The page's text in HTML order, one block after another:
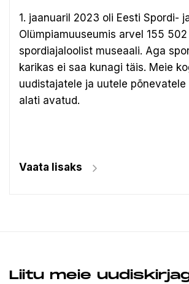
1. jaanuaril 2023 oli Eesti Spordi-
Olümpiamuuseumis arvel 155 502
spordiajaloolist museaali. Aga
karikas ei saa kunagi täis. Meie
uudistajatele ja uutele põnevatele
alati avatud.
Vaata lisaks
Liitu meie